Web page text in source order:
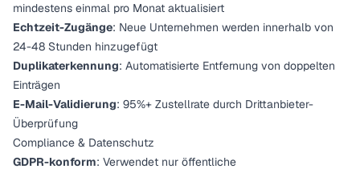
mindestens einmal pro Monat aktualisiert
Echtzeit-Zugänge: Neue Unternehmen werden innerhalb von
24-48 Stunden hinzugefügt
Duplikaterkennung: Automatisierte Entfernung von doppelten
Einträgen
E-Mail-Validierung: 95%+ Zustellrate durch Drittanbieter-
Überprüfung
Compliance & Datenschutz
GDPR-konform: Verwendet nur öffentliche